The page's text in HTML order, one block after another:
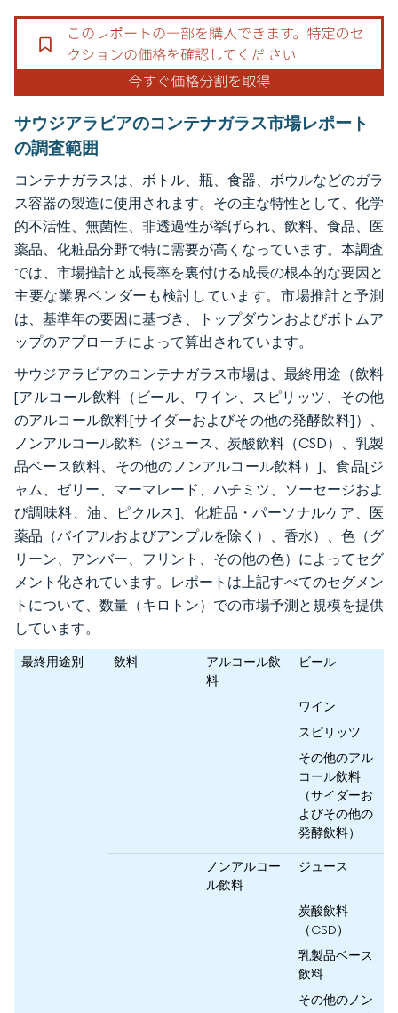
サウジアラビアのコンテナガラス市場レポート
の調査範囲
コンテナガラスは、ボトル、瓶、食器、ボウルなどのガラ
ス容器の製造に使用されます。その主な特性として、化学
的不活性、無菌性、非透過性が挙げられ、飲料、食品、医
薬品、化粧品分野で特に需要が高くなっています。本調査
では、市場推計と成長率を裏付ける成長の根本的な要因と
主要な業界ベンダーも検討しています。市場推計と予測
は、基準年の要因に基づき、トップダウンおよびボトムア
ップのアプローチによって算出されています。
サウジアラビアのコンテナガラス市場は、最終用途（飲料
[アルコール飲料（ビール、ワイン、スピリッツ、その他
のアルコール飲料{サイダーおよびその他の発酵飲料}）、
ノンアルコール飲料（ジュース、炭酸飲料（CSD）、乳製
品ベース飲料、その他のノンアルコール飲料）]、食品[ジ
ャム、ゼリー、マーマレード、ハチミツ、ソーセージおよ
び調味料、油、ピクルス]、化粧品・パーソナルケア、医
薬品（バイアルおよびアンプルを除く）、香水）、色（グ
リーン、アンバー、フリント、その他の色）によってセグ
メント化されています。レポートは上記すべてのセグメン
トについて、数量（キロトン）での市場予測と規模を提供
しています。
最終用途別 飲料
アルコール飲
料
ビール
ワイン
スピリッツ
その他のアル
コール飲料
（サイダーお
よびその他の
発酵飲料）
ノンアルコー
ル飲料
ジュース
炭酸飲料
（CSD）
乳製品ベース
飲料
その他のノン